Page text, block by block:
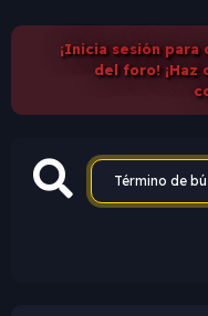
¡Inicia sesión
del foro! ¡Haz